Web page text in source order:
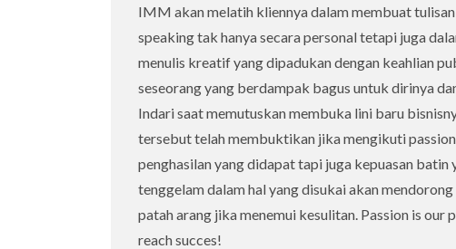
IMM akan melatih kliennya dalam membuat
speaking tak hanya secara personal tetapi juga
menulis kreatif yang dipadukan dengan keahlian
seseorang yang berdampak bagus untuk dirinya
Indari saat memutuskan membuka lini baru
tersebut telah membuktikan jika mengikuti
penghasilan yang didapat tapi juga kepuasan
tenggelam dalam hal yang disukai akan
patah arang jika menemui kesulitan. Passion is
reach succes!